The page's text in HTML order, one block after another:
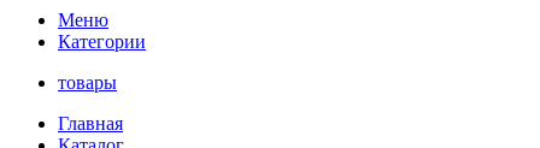
Меню
Категории
товары
Главная